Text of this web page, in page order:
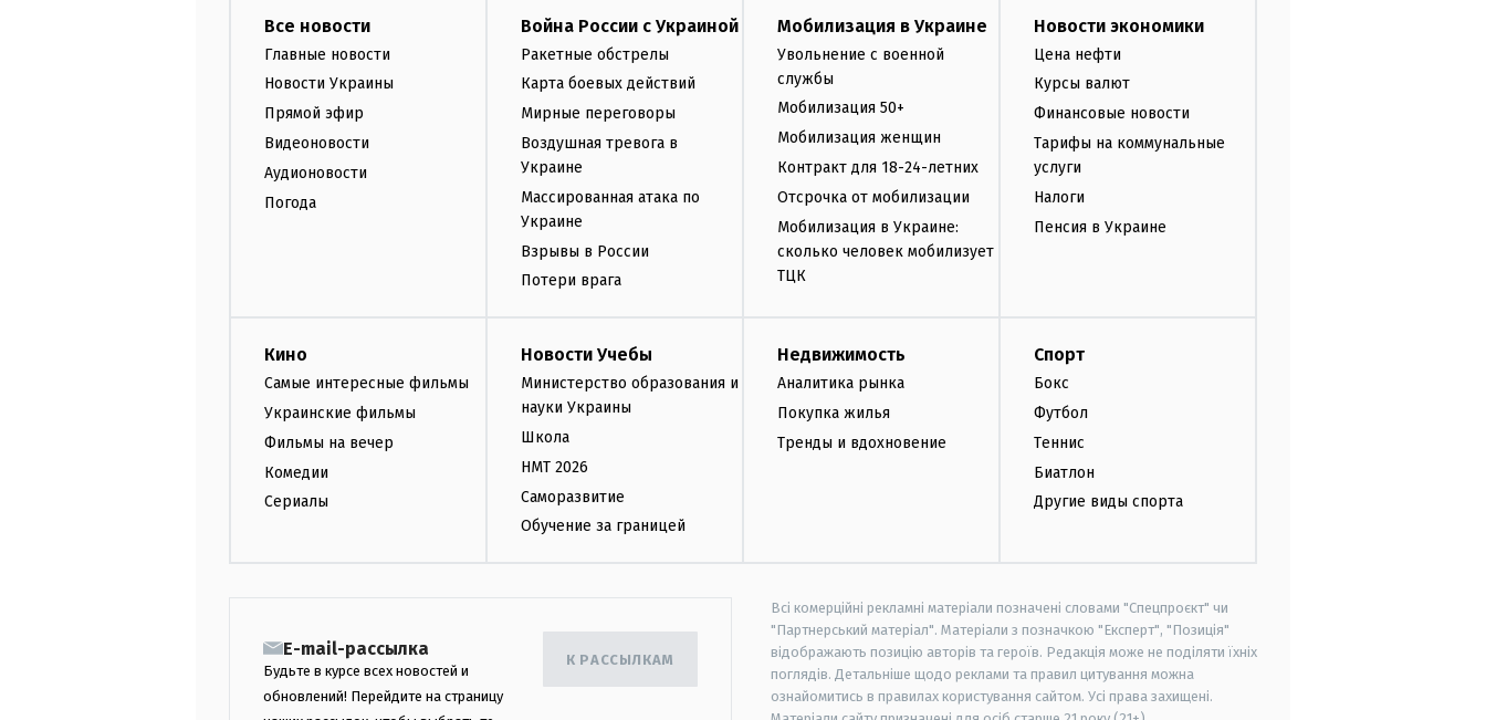
Все новости
Главные новости
Новости Украины
Прямой эфир
Видеоновости
Аудионовости
Погода
Война России с Украиной
Ракетные обстрелы
Карта боевых действий
Мирные переговоры
Воздушная тревога в
Украине
Массированная атака по
Украине
Взрывы в России
Потери врага
Мобилизация в Украине
Увольнение с военной
службы
Мобилизация 50+
Мобилизация женщин
Контракт для 18-24-летних
Отсрочка от мобилизации
Мобилизация в Украине:
сколько человек мобилизует
ТЦК
Новости экономики
Цена нефти
Курсы валют
Финансовые новости
Тарифы на коммунальные
услуги
Налоги
Пенсия в Украине
Кино
Самые интересные фильмы
Украинские фильмы
Фильмы на вечер
Комедии
Сериалы
Новости Учебы
Министерство образования и
науки Украины
Школа
НМТ 2026
Саморазвитие
Обучение за границей
Недвижимость
Аналитика рынка
Покупка жилья
Тренды и вдохновение
Спорт
Бокс
Футбол
Теннис
Биатлон
Другие виды спорта
E-mail-рассылка
Будьте в курсе всех новостей и
обновлений! Перейдите на страницу
К РАССЫЛКАМ
Всі комерційні рекламні матеріали позначені словами "Спецпроєкт" чи
"Партнерський матеріал". Матеріали з позначкою "Експерт", "Позиція"
відображають позицію авторів та героїв. Редакція може не поділяти їхніх
поглядів. Детальніше щодо реклами та правил цитування можна
ознайомитись в правилах користування сайтом. Усі права захищені.